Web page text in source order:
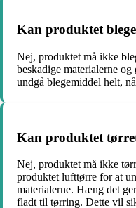
Kan produktet
Nej, produktet må ikke
beskadige materialerne
undgå blegemiddel helt,
Kan produktet
Nej, produktet må ikke
produktet lufttørre for at
materialerne. Hæng det
fladt til tørring. Dette vil